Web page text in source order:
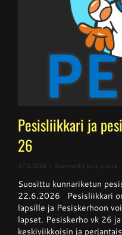
Pesisliikkari ja
26
27.5.2026 Kommentit pois päältä
ja
Suosittu kunnariketun
22.6.2026 Pesisliikkari
lapsille ja Pesiskerhoon
lapset. Pesiskerho vk 26
keskiviikkoisin ja